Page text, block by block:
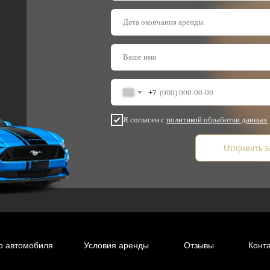
+7
Я согласен с политикой обработки данных
Отправить
автомобиля Условия аренды Отзывы